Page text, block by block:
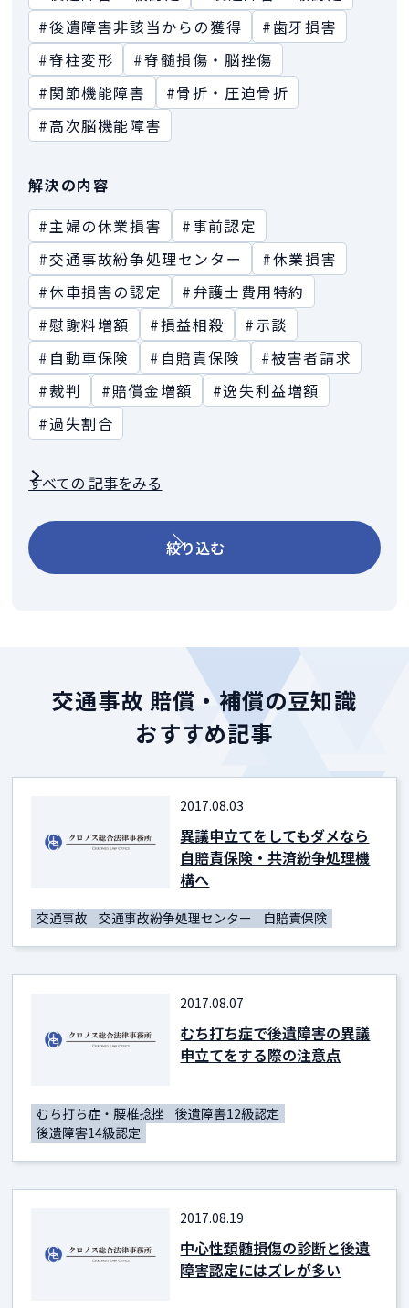
#後遺障害非該当からの獲得
#歯牙損害
#脊柱変形
#脊髄損傷・脳挫傷
#関節機能障害
#骨折・圧迫骨折
#高次脳機能障害
解決の内容
#主婦の休業損害
#事前認定
#交通事故紛争処理センター
#休業損害
#休車損害の認定
#弁護士費用特約
#慰謝料増額
#損益相殺
#示談
#自動車保険
#自賠責保険
#被害者請求
#裁判
#賠償金増額
#逸失利益増額
#過失割合
すべての 記事をみる
絞り込む
交通事故 賠償・補償の豆知識
おすすめ記事
2017.08.03
異議申立てをしてもダメなら
自賠責保険・共済紛争処理機
構へ
交通事故 交通事故紛争処理センター 自賠責保険
2017.08.07
むち打ち症で後遺障害の異議
申立てをする際の注意点
むち打ち症・腰椎捻挫
後遺障害12級認定
後遺障害14級認定
2017.08.19
中心性頚髄損傷の診断と後遺
障害認定にはズレが多い